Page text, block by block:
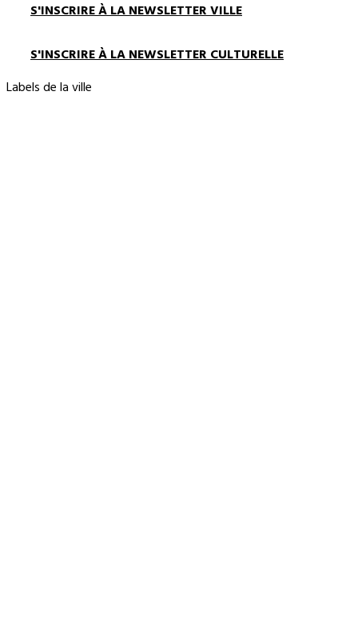
S'INSCRIRE À LA NEWSLETTER VILLE
S'INSCRIRE À LA NEWSLETTER CULTURELLE
Labels de la ville